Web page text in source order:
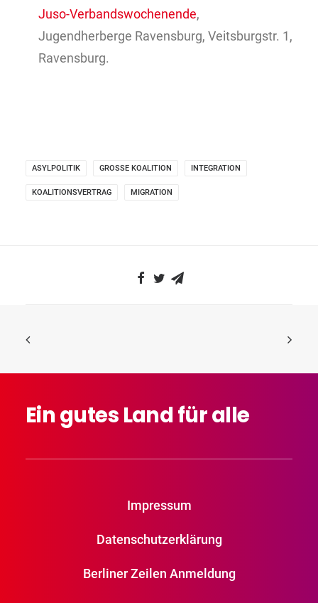
Juso-Verbandswochenende,
Jugendherberge Ravensburg, Veitsburgstr. 1,
Ravensburg.
ASYLPOLITIK GROSSE KOALITION INTEGRATION
KOALITIONSVERTRAG MIGRATION
EingutesLandfüralle
Impressum
Datenschutzerklärung
Berliner Zeilen Anmeldung